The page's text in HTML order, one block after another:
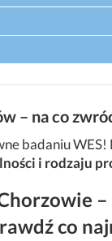
– na co
badaniu
i rodzaju
co